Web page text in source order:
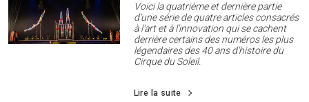
Voici la quatrième et dernière partie
d'une série de quatre articles consacrés
à l'art et à l'innovation qui se cachent
derrière certains des numéros les plus
légendaires des 40 ans d'histoire du
Cirque du Soleil.
Lire la suite